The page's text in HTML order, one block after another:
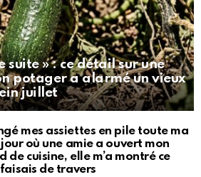
suite » : ce détail sur une
potager a alarmé un vieux
juillet
mes assiettes en pile toute ma
où une amie a ouvert mon
de cuisine, elle m’a montré ce
de travers